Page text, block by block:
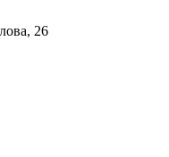
26